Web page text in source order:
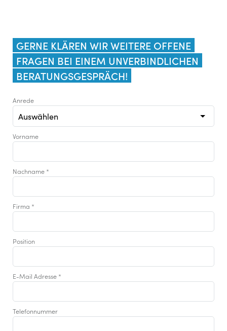
GERNE KLÄREN WIR WEITERE OFFENE
FRAGEN BEI EINEM UNVERBINDLICHEN
BERATUNGSGESPRÄCH!
Anrede
Vorname
Nachname *
Firma *
Position
E-Mail Adresse *
Telefonnummer